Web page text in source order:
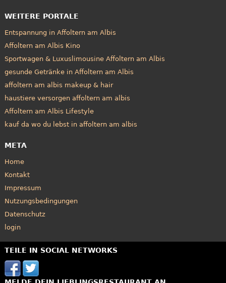
WEITERE PORTALE
Entspannung in Affoltern am Albis
Affoltern am Albis Kino
Sportwagen & Luxuslimousine Affoltern am Albis
gesunde Getränke in Affoltern am Albis
affoltern am albis makeup & hair
haustiere versorgen affoltern am albis
Affoltern am Albis Lifestyle
kauf da wo du lebst in affoltern am albis
META
Home
Kontakt
Impressum
Nutzungsbedingungen
Datenschutz
login
TEILE IN SOCIAL NETWORKS